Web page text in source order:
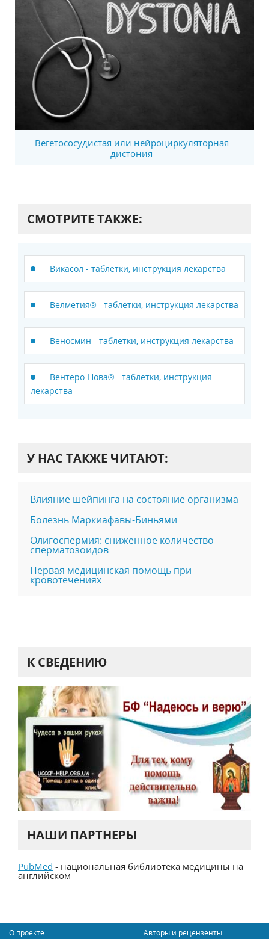
Вегетососудистая или нейроциркуляторная
дистония
СМОТРИТЕ ТАКЖЕ:
Викасол - таблетки, инструкция лекарства
Велметия® - таблетки, инструкция лекарства
Веносмин - таблетки, инструкция лекарства
Вентеро-Нова® - таблетки, инструкция
лекарства
У НАС ТАКЖЕ ЧИТАЮТ:
Влияние шейпинга на состояние организма
Болезнь Маркиафавы-Биньями
Олигоспермия: сниженное количество
сперматозоидов
Первая медицинская помощь при
кровотечениях
К СВЕДЕНИЮ
НАШИ ПАРТНЕРЫ
PubMed - национальная библиотека медицины на
английском
О проекте Авторы и рецензенты